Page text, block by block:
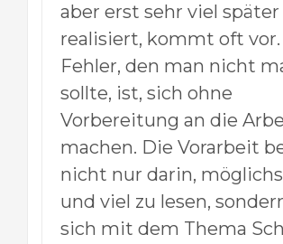
aber erst sehr viel später
realisiert, kommt oft
Fehler, den man nicht
sollte, ist, sich ohne
Vorbereitung an die
machen. Die Vorarbeit
nicht nur darin,
und viel zu lesen,
sich mit dem Thema